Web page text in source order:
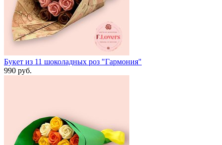
Букет из 11 шоколадных роз "Гармония"
990 руб.